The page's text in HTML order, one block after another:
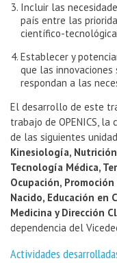
Incluir las
país entre las
científico-
Establecer y
que las
respondan a las
El desarrollo de este
trabajo de OPENICS,
de las siguientes
Kinesiología,
Tecnología Médica,
Ocupación,
Nacido, Educación en
Medicina y Dirección
dependencia del
Actividades